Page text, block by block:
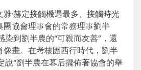
·赫定接觸機遇最多、接觸時光
協會理事會的常務理事劉半
染到劉半農的“可親而友善”，還
畫。在考核團西行時代，劉半
說“劉半農在幕后擺佈著協會的舉